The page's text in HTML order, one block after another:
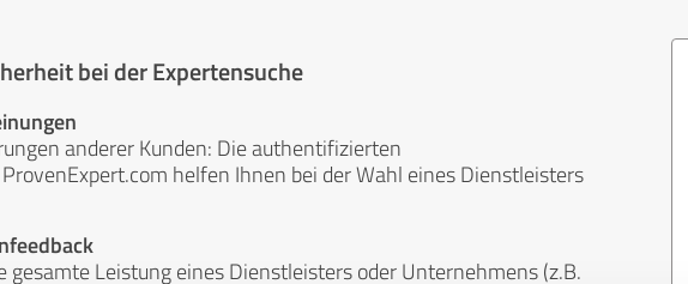
bei der Expertensuche
anderer Kunden: Die authentifizierten
helfen Ihnen bei der Wahl eines Dienstleisters
gesamte Leistung eines Dienstleisters oder Unternehmens (z.B.